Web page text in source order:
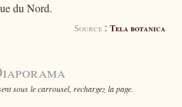
du Nord.
Source : Tela botanica
sous le carrousel, rechargez la page.